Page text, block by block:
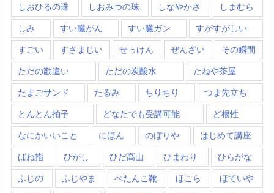
しおひるの珠 しおみつの珠 しなやかさ しまむら
しみ すい臓がん すい臓ガン すがすがしい
すごい すさまじい せっけん ぜんざい その瞬間
ただの勘違い ただの炭酸水 たねや茶屋
たまごサンド たるみ ちりちり つま先立ち
とんとん拍子 どなたでも受講可能 ど根性
なにかいいこと にほん のぼりや はじめて講座
ばね指 ひがし ひだ高山 ひまわり ひらがな
ふじの ふじやま ぺたんこ靴 ほこら ほていや